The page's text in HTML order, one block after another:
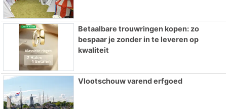
Betaalbare trouwringen kopen: zo
bespaar je zonder in te leveren op
kwaliteit
Vlootschouw varend erfgoed